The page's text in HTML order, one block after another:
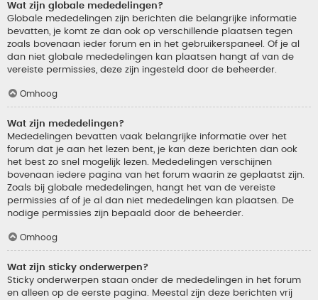
Wat zijn globale mededelingen?
Globale mededelingen zijn berichten die belangrijke informatie
bevatten, je komt ze dan ook op verschillende plaatsen tegen
zoals bovenaan ieder forum en in het gebruikerspaneel. Of je al
dan niet globale mededelingen kan plaatsen hangt af van de
vereiste permissies, deze zijn ingesteld door de beheerder.
Omhoog
Wat zijn mededelingen?
Mededelingen bevatten vaak belangrijke informatie over het
forum dat je aan het lezen bent, je kan deze berichten dan ook
het best zo snel mogelijk lezen. Mededelingen verschijnen
bovenaan iedere pagina van het forum waarin ze geplaatst zijn.
Zoals bij globale mededelingen, hangt het van de vereiste
permissies af of je al dan niet mededelingen kan plaatsen. De
nodige permissies zijn bepaald door de beheerder.
Omhoog
Wat zijn sticky onderwerpen?
Sticky onderwerpen staan onder de mededelingen in het forum
en alleen op de eerste pagina. Meestal zijn deze berichten vrij